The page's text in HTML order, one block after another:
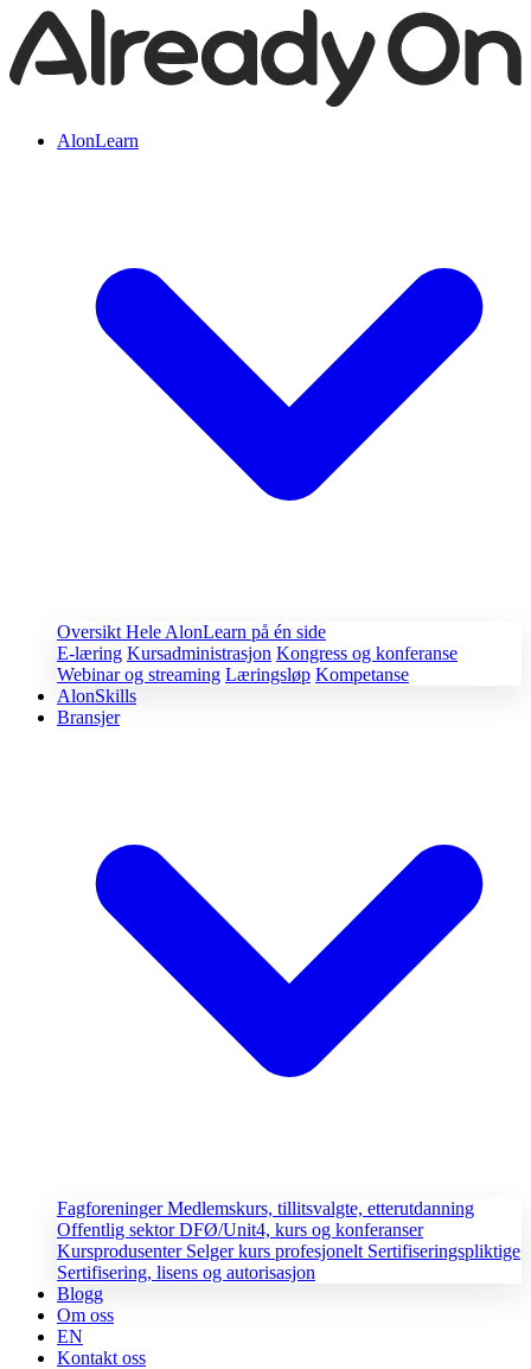
AlonLearn
Oversikt Hele AlonLearn på én side
E-læring Kursadministrasjon Kongress og konferanse
Webinar og streaming Læringsløp Kompetanse
AlonSkills
Bransjer
FagforeningerMedlemskurs, tillitsvalgte, etterutdanning
Offentlig sektorDFØ/Unit4, kurs og konferanser
Kursprodusenter Selger kurs profesjonelt Sertifiseringspliktige
Sertifisering, lisens og autorisasjon
Blogg
Om oss
EN
Kontakt oss